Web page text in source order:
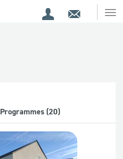
EspaceContact
Programmes (20)